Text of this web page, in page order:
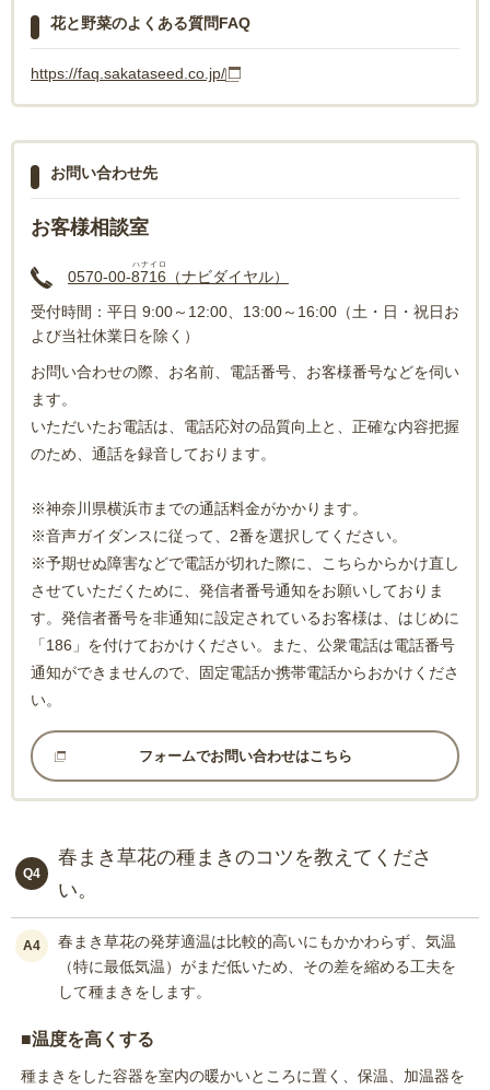
花と野菜のよくある質問FAQ
https://faq.sakataseed.co.jp/
お問い合わせ先
お客様相談室
0570-00-8716
ハナイロ
（ナビダイヤル）
受付時間：平日 9:00～12:00、13:00～16:00（土・日・祝日お
よび当社休業日を除く）
お問い合わせの際、お名前、電話番号、お客様番号などを伺い
ます。
いただいたお電話は、電話応対の品質向上と、正確な内容把握
のため、通話を録音しております。
※神奈川県横浜市までの通話料金がかかります。
※音声ガイダンスに従って、2番を選択してください。
※予期せぬ障害などで電話が切れた際に、こちらからかけ直し
させていただくために、発信者番号通知をお願いしておりま
す。発信者番号を非通知に設定されているお客様は、はじめに
「186」を付けておかけください。また、公衆電話は電話番号
通知ができませんので、固定電話か携帯電話からおかけくださ
い。
フォームでお問い合わせはこちら
Q4
春まき草花の種まきのコツを教えてくださ
い。
A4
春まき草花の発芽適温は比較的高いにもかかわらず、気温
（特に最低気温）がまだ低いため、その差を縮める工夫を
して種まきをします。
■温度を高くする
種まきをした容器を室内の暖かいところに置く、保温、加温器を